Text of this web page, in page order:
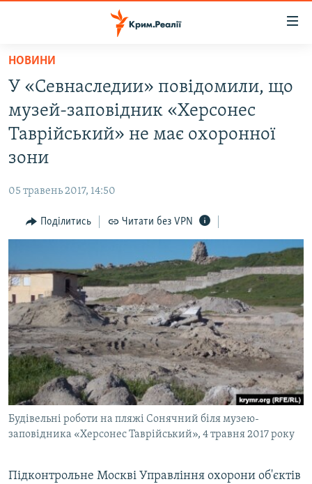
Перейти
основного
матеріалу
Перейти
до
основної
Перейти
пошуку
ВІДЕО ТА ФОТО
ПОГЛЯД
ІНТЕРВ'Ю
СПЕЦПРОЕКТИ
ДЕПОРТАЦІЯ
ВІДЕОУРОКИ «ELIFBE»
СВІДЧЕННЯ ОКУПАЦІЇ
УКРАЇНСЬКА ПРОБЛЕМА КРИМУ
ІНФОГРАФІКА
ЯК ОБІЙТИ БЛОКУВАННЯ
Русский
Qırımtatar
ДОЛУЧАЙСЯ!
НОВИНИ
У «Севнаследии» повідомили, що
музей-заповідник «Херсонес
Таврійський» не має охоронної
зони
05 травень 2017, 14:50
Поділитись Читати без VPN
Будівельні роботи на пляжі Сонячний біля музею-
заповідника «Херсонес Таврійський», 4 травня 2017 року
Підконтрольне Москві Управління охорони об'єктів